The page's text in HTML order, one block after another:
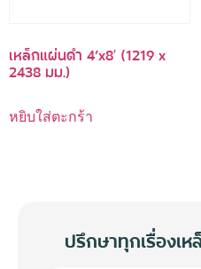
เหล็กแผ่นดำ 4’x8′ (1219 x
2438 มม.)
หยิบใส่ตะกร้า
ปรึกษาทุกเรื่องเ